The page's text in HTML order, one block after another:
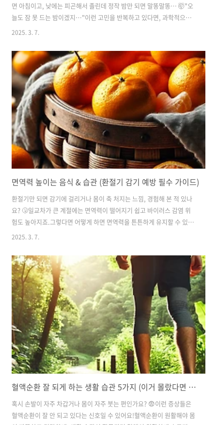
면 아침이고, 낮에는 피곤해서 졸린데 정작 밤만 되면 말똥말똥… 🤯"오
늘도 잠 못 드는 밤이겠지…"이런 고민을 반복하고 있다면, 과학적으로
검증된 숙면 꿀팁 6가지!지금부터 알려드릴 테니 이 방법들만 실천해도
하기 ⏰수면의 질을 높이려면 매일 같은 시간에 자고, 같은 시간에 일어
나는 습관이 중요해요.특히 주말에도 늦잠을 자지 않는 것이 핵심!🔹 왜
중요할까?우리 몸은 생체 리듬(서카디안 리듬)에 따라 움직임일정한 시
간에 잠들고 깨야 수면 패턴이 안정화됨불규칙한 생활은 수면의 질을 낮
추고 불면증을 악화시킴📌 Tip:👉 매일 같은 시간(예: 밤 11시 취침..
2025. 3. 7.
면역력 높이는 음식 & 습관 (환절기 감기 예방 필수 가이드)
환절기만 되면 감기에 걸리거나 몸이 축 처지는 느낌, 경험해 본 적 있나
요? 🤧일교차가 큰 계절에는 면역력이 떨어지기 쉽고 바이러스 감염 위
험도 높아지죠.그렇다면 어떻게 하면 면역력을 튼튼하게 유지할 수 있을
까요?정답은 올바른 식습관과 건강한 생활 습관!오늘은 면역력을 높이는
이 건강한 환절기를 보낼 수 있을 거예요! 🚀✅ 1. 비타민 C가 풍부한 음
식 챙겨 먹기 🍊비타민 C는 면역력 강화에 필수적인 영양소예요!체내 항
산화 작용을 도와 바이러스나 세균으로부터 몸을 보호해 줍니다.🔹 비타
민 C가 풍부한 음식감귤류 (오렌지, 레몬, 귤) 🍋키위 🥝딸기 🍓브로콜리
🥦파프리카 🫑📌 Tip: 비타민 C는 체내에서 합성되지 않..
2025. 3. 7.
혈액순환 잘 되게 하는 생활 습관 5가지 (이거 몰랐다면 필독!)
혹시 손발이 자주 차갑거나 몸이 자주 붓는 편인가요? 😨이런 증상들은
혈액순환이 잘 안 되고 있다는 신호일 수 있어요!혈액순환이 원활해야 몸